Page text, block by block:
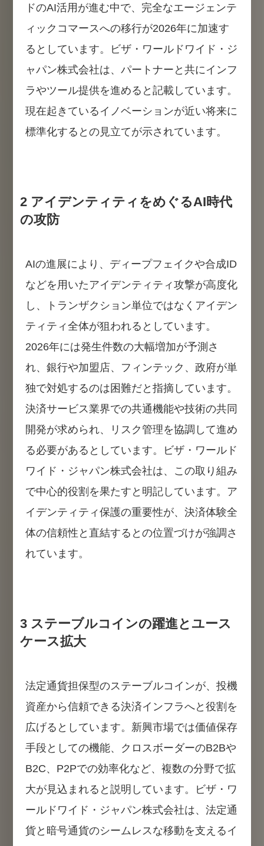
ドのAI活用が進む中で、完全なエージェンテ
ィックコマースへの移行が2026年に加速す
るとしています。ビザ・ワールドワイド・ジ
ャパン株式会社は、パートナーと共にインフ
ラやツール提供を進めると記載しています。
現在起きているイノベーションが近い将来に
標準化するとの見立てが示されています。
2 アイデンティティをめぐるAI時代
の攻防
AIの進展により、ディープフェイクや合成ID
などを用いたアイデンティティ攻撃が高度化
し、トランザクション単位ではなくアイデン
ティティ全体が狙われるとしています。
2026年には発生件数の大幅増加が予測さ
れ、銀行や加盟店、フィンテック、政府が単
独で対処するのは困難だと指摘しています。
決済サービス業界での共通機能や技術の共同
開発が求められ、リスク管理を協調して進め
る必要があるとしています。ビザ・ワールド
ワイド・ジャパン株式会社は、この取り組み
で中心的役割を果たすと明記しています。ア
イデンティティ保護の重要性が、決済体験全
体の信頼性と直結するとの位置づけが強調さ
れています。
3 ステーブルコインの躍進とユース
ケース拡大
法定通貨担保型のステーブルコインが、投機
資産から信頼できる決済インフラへと役割を
広げるとしています。新興市場では価値保存
手段としての機能、クロスボーダーのB2Bや
B2C、P2Pでの効率化など、複数の分野で拡
大が見込まれると説明しています。ビザ・ワ
ールドワイド・ジャパン株式会社は、法定通
貨と暗号通貨のシームレスな移動を支えるイ